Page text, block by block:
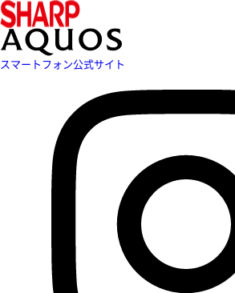
スマートフォン公式サイト